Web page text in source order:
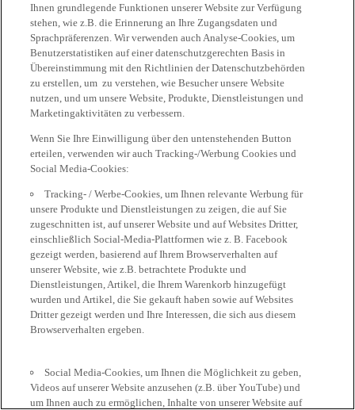
Ihnen grundlegende Funktionen unserer Website zur Verfügung
stehen, wie z.B. die Erinnerung an Ihre Zugangsdaten und
Sprachpräferenzen. Wir verwenden auch Analyse-Cookies, um
Benutzerstatistiken auf einer datenschutzgerechten Basis in
Übereinstimmung mit den Richtlinien der Datenschutzbehörden
zu erstellen, um zu verstehen, wie Besucher unsere Website
nutzen, und um unsere Website, Produkte, Dienstleistungen und
Marketingaktivitäten zu verbessern.
Wenn Sie Ihre Einwilligung über den untenstehenden Button
erteilen, verwenden wir auch Tracking-/Werbung Cookies und
Social Media-Cookies:
Tracking- / Werbe-Cookies, um Ihnen relevante Werbung für
unsere Produkte und Dienstleistungen zu zeigen, die auf Sie
zugeschnitten ist, auf unserer Website und auf Websites Dritter,
einschließlich Social-Media-Plattformen wie z. B. Facebook
gezeigt werden, basierend auf Ihrem Browserverhalten auf
unserer Website, wie z.B. betrachtete Produkte und
Dienstleistungen, Artikel, die Ihrem Warenkorb hinzugefügt
wurden und Artikel, die Sie gekauft haben sowie auf Websites
Dritter gezeigt werden und Ihre Interessen, die sich aus diesem
Browserverhalten ergeben.
Social Media-Cookies, um Ihnen die Möglichkeit zu geben,
Videos auf unserer Website anzusehen (z.B. über YouTube) und
um Ihnen auch zu ermöglichen, Inhalte von unserer Website auf